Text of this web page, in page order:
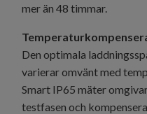
mer än 48 timmar.
Den optimala
varierar omvänt med
Smart IP65 mäter
testfasen och